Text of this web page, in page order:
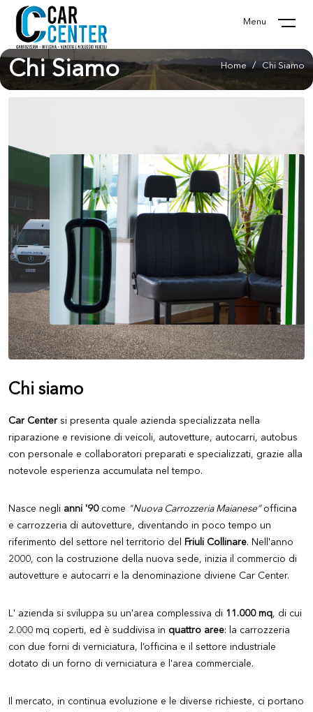
Menu
Chi Siamo Home Chi Siamo
Chi siamo
Car Centersi presenta quale azienda specializzata nella
riparazione e revisione di veicoli, autovetture, autocarri, autobus
con personale e collaboratori preparati e specializzati, grazie alla
notevole esperienza accumulata nel tempo.
Nasce negli anni '90come "Nuova Carrozzeria Maianese”officina
e carrozzeria di autovetture, diventando in poco tempo un
riferimento del settore nel territorio del
Friuli Collinare. Nell'anno
2000, con la costruzione della nuova sede, inizia il commercio di
autovetture e autocarri e la denominazione diviene Car Center.
L' azienda si sviluppa su un'area complessiva di 11.000 mq, di cui
2.000 mq coperti, ed è suddivisa in quattro aree: la carrozzeria
con due forni di verniciatura, l’officina e il settore industriale
dotato di un forno di verniciatura e l'area commerciale.
Il mercato, in continua evoluzione e le diverse richieste, ci portano